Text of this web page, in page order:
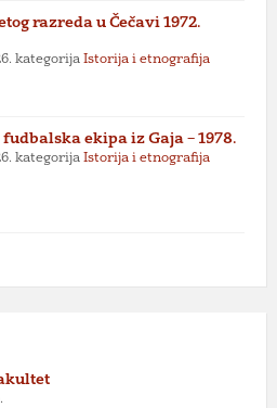
razreda u Čečavi 1972.
kategorija Istorija i etnografija
fudbalska ekipa iz Gaja – 1978.
kategorija Istorija i etnografija